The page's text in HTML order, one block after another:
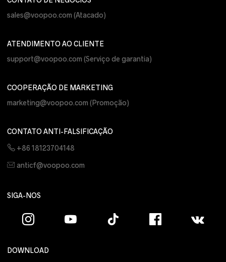
sales@voopoo.com(Atacado)
ATENDIMENTO AO CLIENTE
support@voopoo.com(Serviço de garantia)
COOPERAÇÃO DE MARKETING
marketing@voopoo.com(Promoção)
CONTATO ANTI-FALSIFICAÇÃO
+86 18123704148
anticf@voopoo.com
SIGA-NOS
DOWNLOAD